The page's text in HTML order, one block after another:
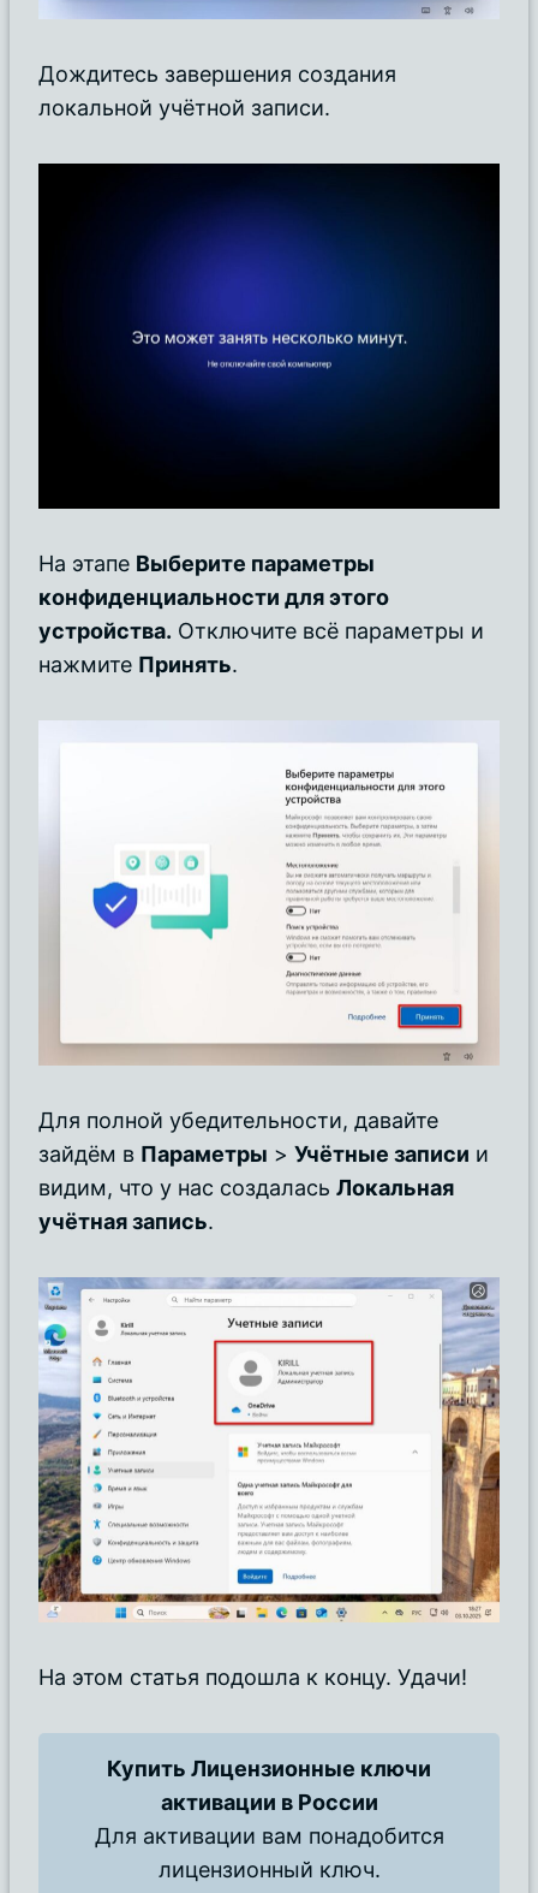
Дождитесь завершения создания
локальной учётной записи.
На этапе Выберите параметры
конфиденциальности для этого
устройства. Отключите всё параметры и
нажмите Принять.
Для полной убедительности, давайте
зайдём в Параметры > Учётные записи и
видим, что у нас создалась Локальная
учётная запись.
На этом статья подошла к концу. Удачи!
Купить Лицензионные ключи
активации в России
Для активации вам понадобится
лицензионный ключ.